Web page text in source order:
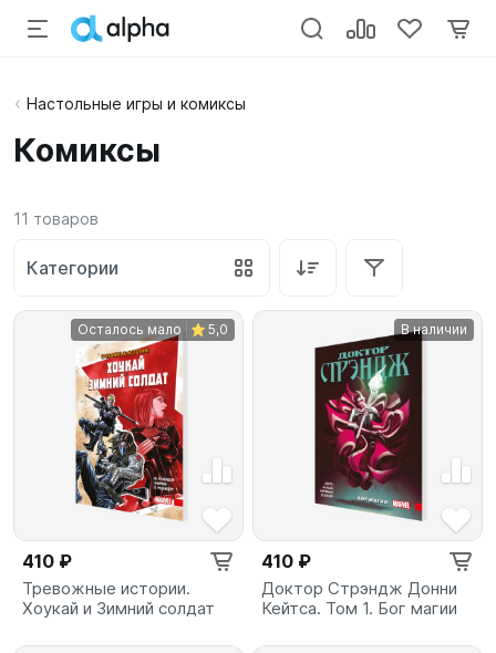
Настольные игры и комиксы
Комиксы
11 товаров
Категории
Осталось мало 5,0
410 ₽
Тревожные истории.
Хоукай и Зимний солдат
В наличии
410 ₽
Доктор Стрэндж Донни
Кейтса. Том 1. Бог магии